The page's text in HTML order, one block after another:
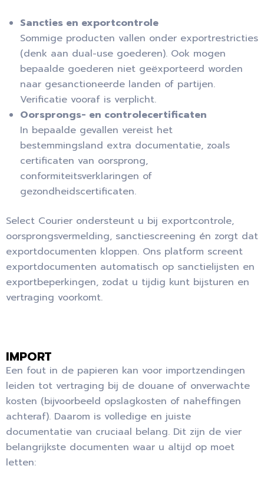
Sancties en exportcontrole
Sommige producten vallen onder exportrestricties
(denk aan dual-use goederen). Ook mogen
bepaalde goederen niet geëxporteerd worden
naar gesanctioneerde landen of partijen.
Verificatie vooraf is verplicht.
Oorsprongs- en controlecertificaten
In bepaalde gevallen vereist het
bestemmingsland extra documentatie, zoals
certificaten van oorsprong,
conformiteitsverklaringen of
gezondheidscertificaten.
Select Courier ondersteunt u bij exportcontrole,
oorsprongsvermelding, sanctiescreening én zorgt dat
exportdocumenten kloppen. Ons platform screent
exportdocumenten automatisch op sanctielijsten en
exportbeperkingen, zodat u tijdig kunt bijsturen en
vertraging voorkomt.
IMPORT
Een fout in de papieren kan voor importzendingen
leiden tot vertraging bij de douane of onverwachte
kosten (bijvoorbeeld opslagkosten of naheffingen
achteraf). Daarom is volledige en juiste
documentatie van cruciaal belang. Dit zijn de vier
belangrijkste documenten waar u altijd op moet
letten: